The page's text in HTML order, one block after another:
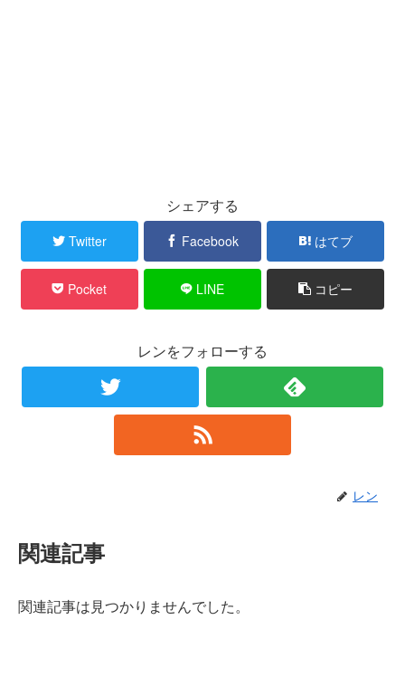
シェアする
Twitter Facebook はてブ
Pocket LINE コピー
レンをフォローする
レン
関連記事
関連記事は見つかりませんでした。